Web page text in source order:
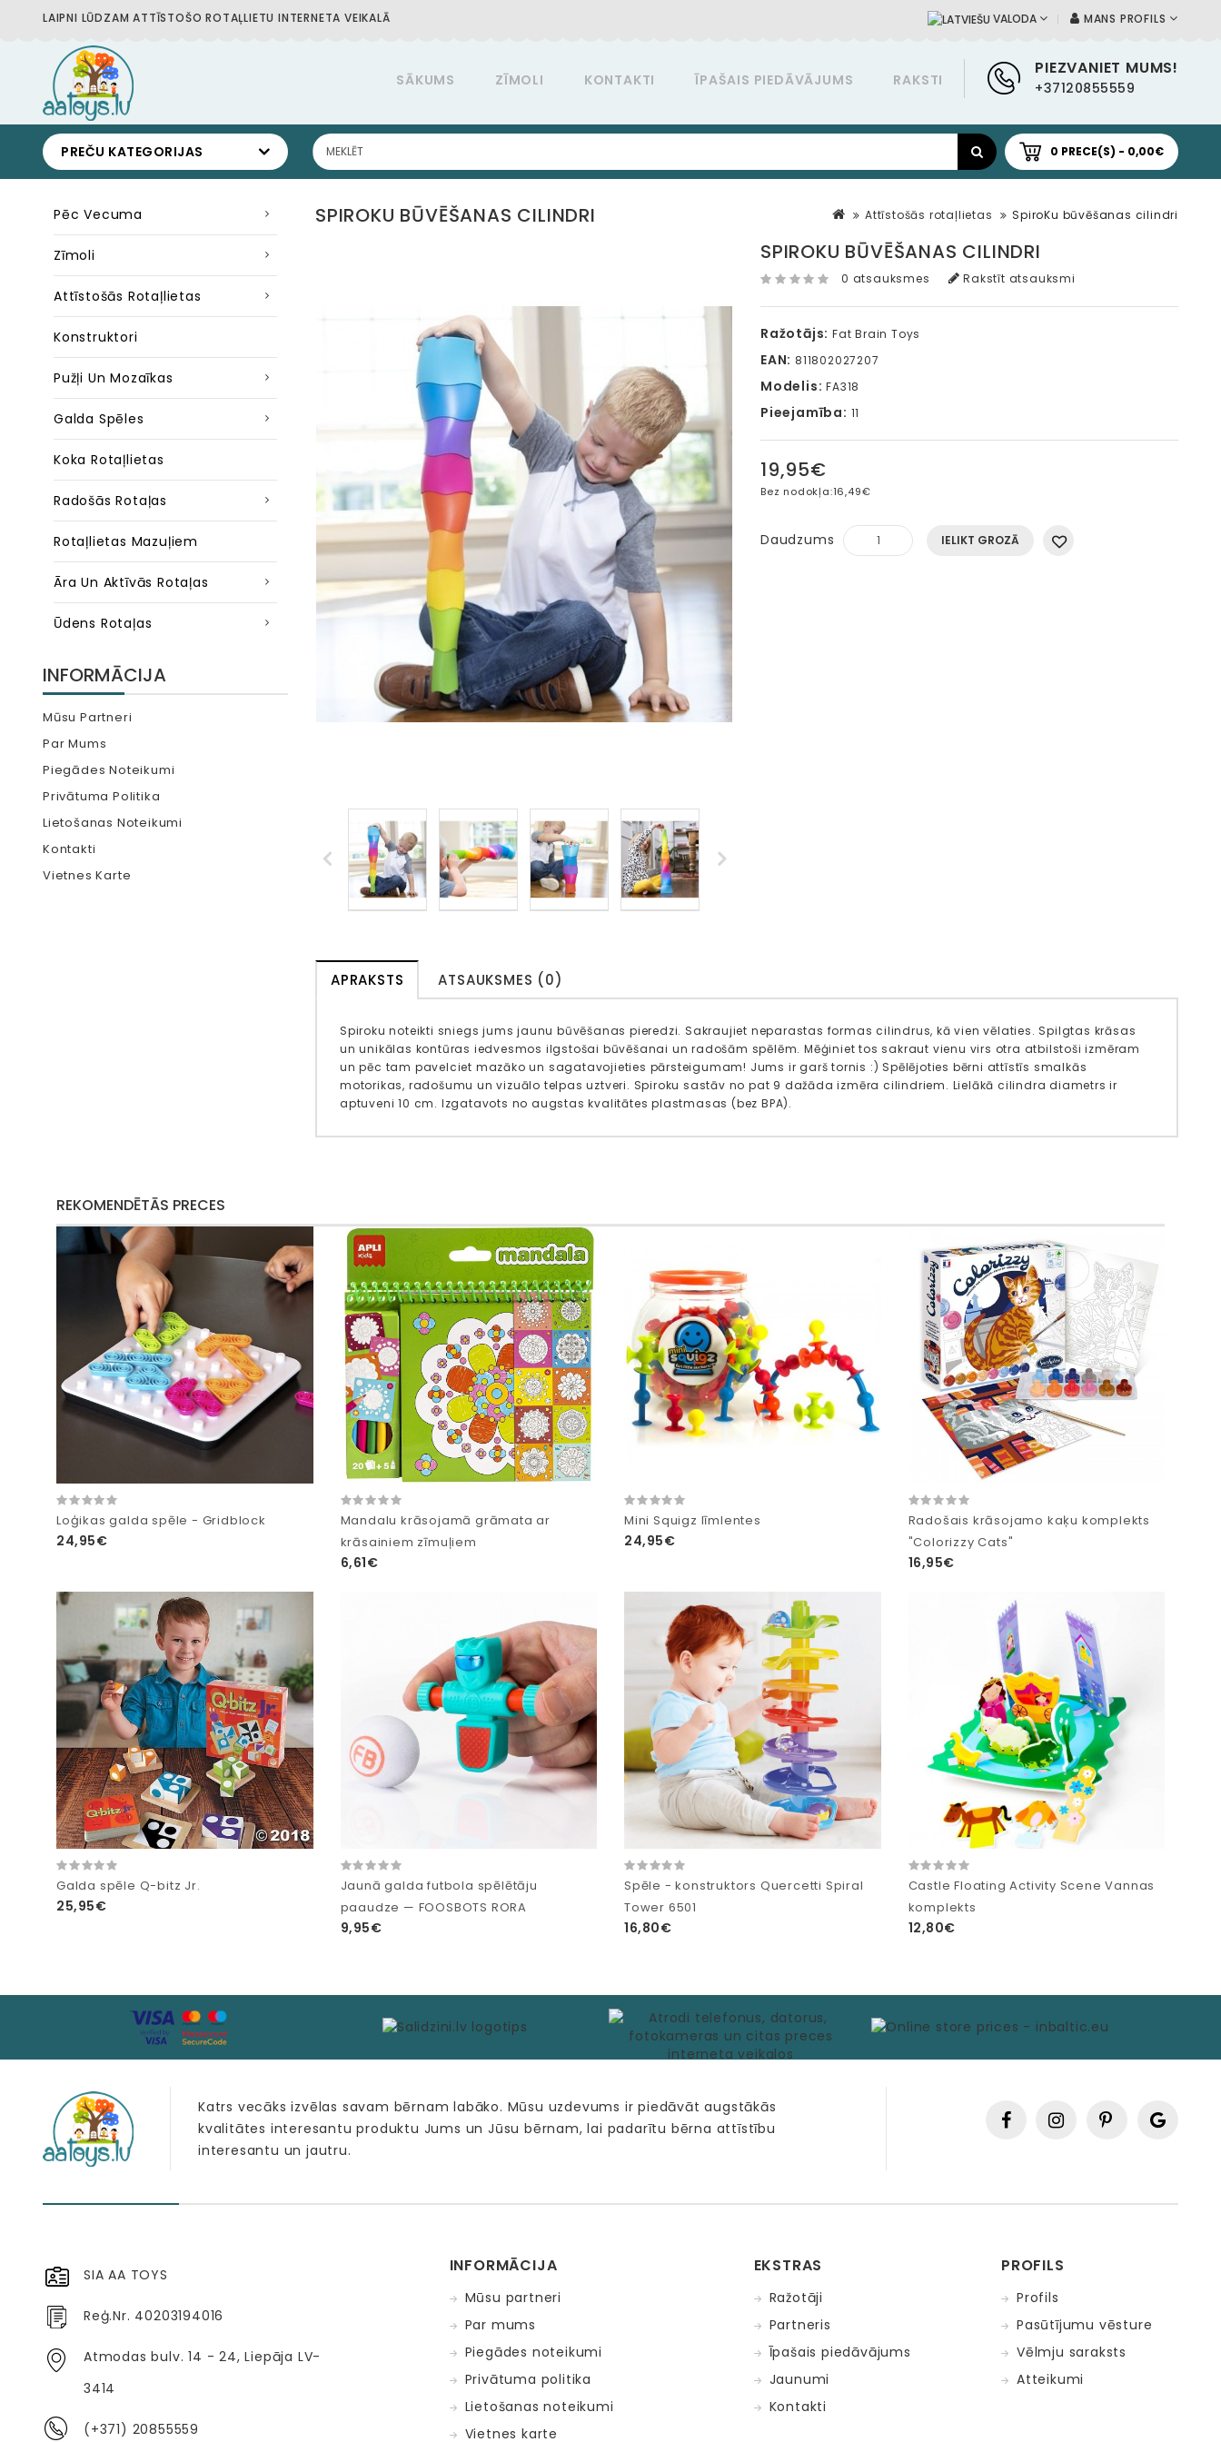
LAIPNI LŪDZAM ATTĪSTOŠO ROTAĻLIETU INTERNETA VEIKALĀ MANS PROFILS
VALODA
PIEZVANIET MUMS!
+37120855559
SĀKUMS ZĪMOLI KONTAKTI ĪPAŠAIS PIEDĀVĀJUMS RAKSTI
PREČU KATEGORIJAS 0 PRECE(S) - 0,00€
Pēc Vecuma
Zīmoli
Attīstošās Rotaļlietas
Konstruktori
Pužļi Un Mozaīkas
Galda Spēles
Koka Rotaļlietas
Radošās Rotaļas
Rotaļlietas Mazuļiem
Āra Un Aktīvās Rotaļas
Ūdens Rotaļas
INFORMĀCIJA
Mūsu Partneri
Par Mums
Piegādes Noteikumi
Privātuma Politika
Lietošanas Noteikumi
Kontakti
Vietnes Karte
Attīstošās rotaļlietas SpiroKu būvēšanas cilindri
SPIROKU BŪVĒŠANAS CILINDRI
SPIROKU BŪVĒŠANAS CILINDRI
0 atsauksmes Rakstīt atsauksmi
Ražotājs: Fat Brain Toys
EAN: 811802027207
Modelis: FA318
Pieejamība: 11
19,95€
Bez nodokļa:16,49€
Daudzums IELIKT GROZĀ
APRAKSTS ATSAUKSMES (0)
Spiroku noteikti sniegs jums jaunu būvēšanas pieredzi. Sakraujiet neparastas formas cilindrus, kā vien vēlaties. Spilgtas krāsas
un unikālas kontūras iedvesmos ilgstošai būvēšanai un radošām spēlēm. Mēģiniet tos sakraut vienu virs otra atbilstoši izmēram
un pēc tam pavelciet mazāko un sagatavojieties pārsteigumam! Jums ir garš tornis :) Spēlējoties bērni attīstīs smalkās
motorikas, radošumu un vizuālo telpas uztveri. Spiroku sastāv no pat 9 dažāda izmēra cilindriem. Lielākā cilindra diametrs ir
aptuveni 10 cm. Izgatavots no augstas kvalitātes plastmasas (bez BPA).
REKOMENDĒTĀS PRECES
Loģikas galda spēle - Gridblock
24,95€
Mandalu krāsojamā grāmata ar
krāsainiem zīmuļiem
6,61€
Mini Squigz līmlentes
24,95€
Radošais krāsojamo kaķu komplekts
"Colorizzy Cats"
16,95€
Galda spēle Q-bitz Jr.
25,95€
Jaunā galda futbola spēlētāju
paaudze — FOOSBOTS RORA
9,95€
Spēle - konstruktors Quercetti Spiral
Tower 6501
16,80€
Castle Floating Activity Scene Vannas
komplekts
12,80€
Katrs vecāks izvēlas savam bērnam labāko. Mūsu uzdevums ir piedāvāt augstākās
kvalitātes interesantu produktu Jums un Jūsu bērnam, lai padarītu bērna attīstību
interesantu un jautru.
SIA AA TOYS
Reģ.Nr. 40203194016
Atmodas bulv. 14 - 24, Liepāja LV-
3414
(+371) 20855559
INFORMĀCIJA
Mūsu partneri
Par mums
Piegādes noteikumi
Privātuma politika
Lietošanas noteikumi
Vietnes karte
EKSTRAS
Ražotāji
Partneris
Īpašais piedāvājums
Jaunumi
Kontakti
PROFILS
Profils
Pasūtījumu vēsture
Vēlmju saraksts
Atteikumi